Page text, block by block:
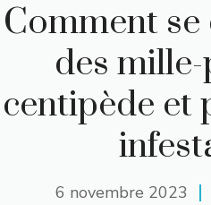
Comment
des
centipède et
6 novembre 2023